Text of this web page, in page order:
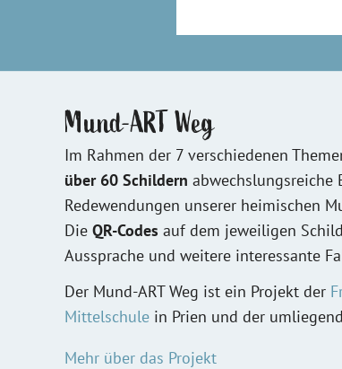
Mund-ART Weg
Im Rahmen der 7 verschiedenen
über 60 Schildern abwechslungsreiche
Redewendungen unserer heimischen
Die QR-Codes auf dem jeweiligen
Aussprache und weitere interessante
Der Mund-ART Weg ist ein Projekt der
Mittelschulein Prien und der
Mehr über das Projekt